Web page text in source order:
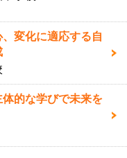
変化に適応する自
的な学びで未来を